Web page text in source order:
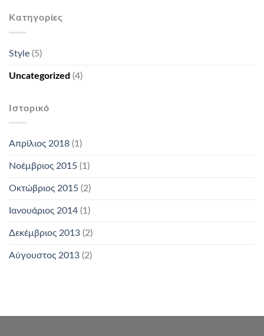
Kατηγορίες
Style (5)
Uncategorized (4)
Ιστορικό
Απρίλιος 2018 (1)
Νοέμβριος 2015 (1)
Οκτώβριος 2015 (2)
Ιανουάριος 2014 (1)
Δεκέμβριος 2013 (2)
Αύγουστος 2013 (2)